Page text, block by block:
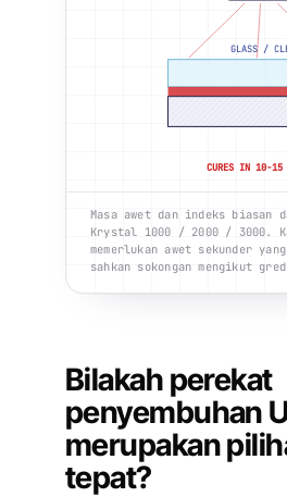
GLASS /
CURES IN 10-15
Masa awet dan indeks biasan
Krystal 1000 / 2000 / 3000.
memerlukan awet sekunder
sahkan sokongan mengikut
Bilakah perekat
penyembuhan
merupakan
tepat?